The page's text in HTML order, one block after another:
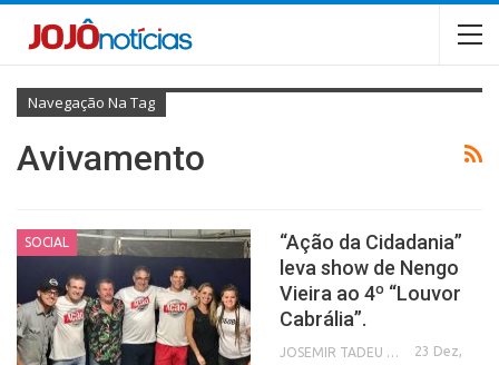
Navegação Na Tag
Avivamento
SOCIAL
“Ação da Cidadania”
leva show de Nengo
Vieira ao 4º “Louvor
Cabrália”.
23 Dez,